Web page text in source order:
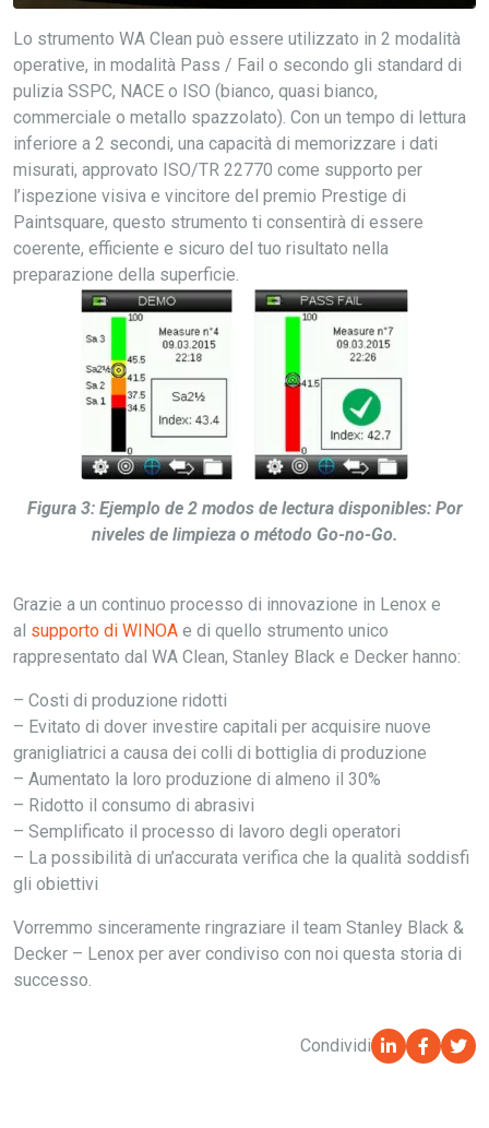
Lo strumento WA Clean può essere utilizzato in 2 modalità
operative, in modalità Pass / Fail o secondo gli standard di
pulizia SSPC, NACE o ISO (bianco, quasi bianco,
commerciale o metallo spazzolato). Con un tempo di lettura
inferiore a 2 secondi, una capacità di memorizzare i dati
misurati, approvato ISO/TR 22770 come supporto per
l’ispezione visiva e vincitore del premio Prestige di
Paintsquare, questo strumento ti consentirà di essere
coerente, efficiente e sicuro del tuo risultato nella
preparazione della superficie.
Figura 3: Ejemplo de 2 modos de lectura disponibles: Por
niveles de limpieza o método Go-no-Go.
Grazie a un continuo processo di innovazione in Lenox e
al supporto di WINOA e di quello strumento unico
rappresentato dal WA Clean, Stanley Black e Decker hanno:
– Costi di produzione ridotti
– Evitato di dover investire capitali per acquisire nuove
granigliatrici a causa dei colli di bottiglia di produzione
– Aumentato la loro produzione di almeno il 30%
– Ridotto il consumo di abrasivi
– Semplificato il processo di lavoro degli operatori
– La possibilità di un’accurata verifica che la qualità soddisfi
gli obiettivi
Vorremmo sinceramente ringraziare il team Stanley Black &
Decker – Lenox per aver condiviso con noi questa storia di
successo.
Condividi